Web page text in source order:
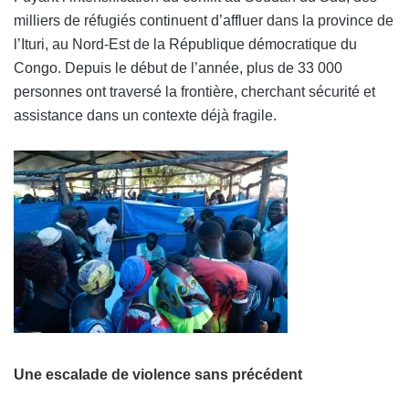
milliers de réfugiés continuent d’affluer dans la province de
l’Ituri, au Nord-Est de la République démocratique du
Congo. Depuis le début de l’année, plus de 33 000
personnes ont traversé la frontière, cherchant sécurité et
assistance dans un contexte déjà fragile.
Une escalade de violence sans précédent